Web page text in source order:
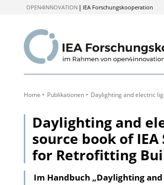
OPEN4INNOVATION IEA Forschungskooperation
Anzeigen
Home Publikationen Daylighting and electric
Daylighting and
source book of IEA
for Retrofitting
Im Handbuch „Daylighting